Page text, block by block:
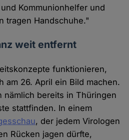
Kommunionhelfer und
tragen Handschuhe."
weit entfernt
funktionieren,
am 26. April ein Bild machen.
nämlich bereits in Thüringen
stattfinden. In einem
, der jedem Virologen
Rücken jagen dürfte,